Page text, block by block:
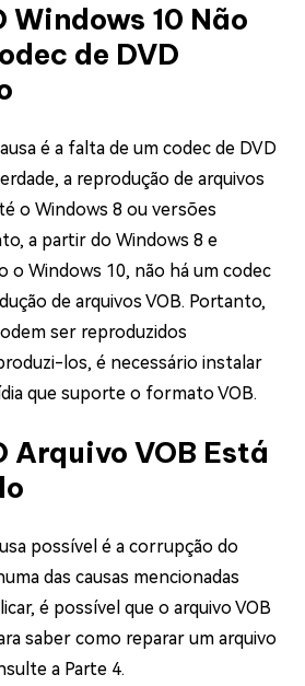
Windows 10 Não
de DVD
é a falta de um codec de DVD
a reprodução de arquivos
o Windows 8 ou versões
a partir do Windows 8 e
o Windows 10, não há um codec
de arquivos VOB. Portanto,
ser reproduzidos
los, é necessário instalar
que suporte o formato VOB.
Arquivo VOB Está
possível é a corrupção do
das causas mencionadas
é possível que o arquivo VOB
saber como reparar um arquivo
a Parte 4.